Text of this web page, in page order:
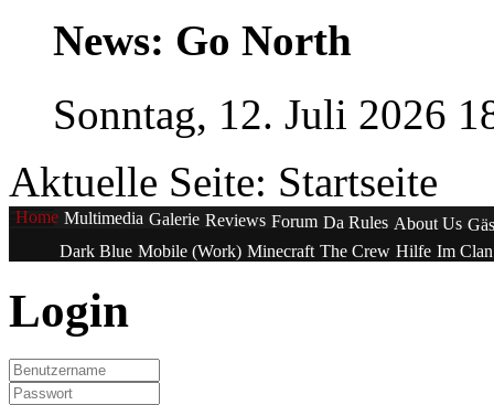
News: Go North
Sonntag, 12. Juli 2026
Aktuelle Seite: Startseite
Home Multimedia Galerie Reviews Forum Da Rules About Us
Dark Blue Mobile (Work) Minecraft The Crew Hilfe Im
Login